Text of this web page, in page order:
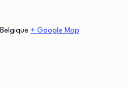
Belgique + Google Map